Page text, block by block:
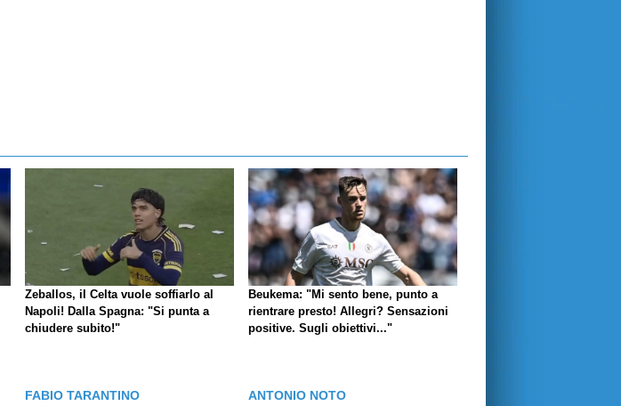
Zeballos, il Celta vuole soffiarlo al
Napoli! Dalla Spagna: "Si punta a
chiudere subito!"
Beukema: "Mi sento bene, punto a
rientrare presto! Allegri? Sensazioni
positive. Sugli obiettivi..."
FABIO TARANTINO ANTONIO NOTO